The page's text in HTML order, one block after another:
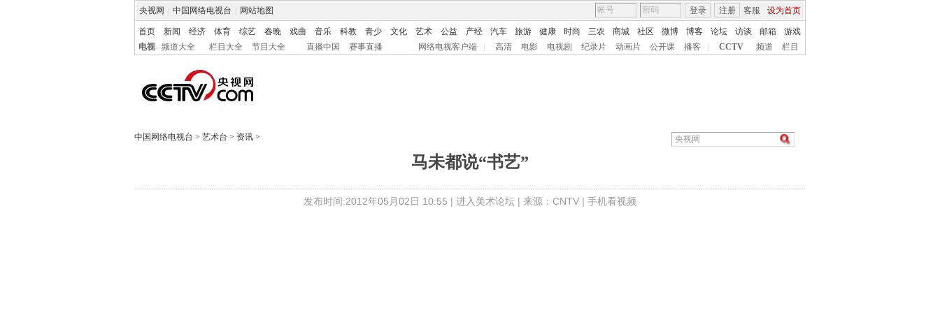
央视网 中国网络电视台 网站地图 客服 设为首页
登录 注册
首页 新闻 经济 体育 综艺 春晚 戏曲 音乐 科教 青少 文化 艺术 公益 产经 汽车 旅游 健康 时尚 三农 商城 社区 微博 博客 论坛 访谈 邮箱
游戏
电视
频道大全 栏目大全 节目大全 直播中国 赛事直播 网络电视客户端 高清 电影 电视剧 纪录片 动画片 公开课 播客 CCTV 频道 栏目
中国网络电视台 > 艺术台 > 资讯 >
马未都说“书艺”
发布时间:2012年05月02日 10:55 | 进入美术论坛 | 来源：CNTV | 手机看视频